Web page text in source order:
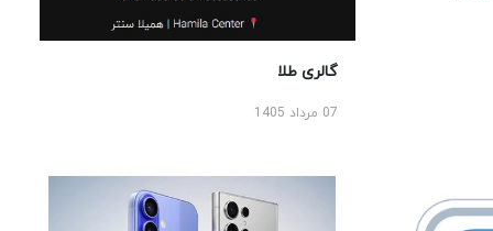
گالری طلا
07 مرداد 1405